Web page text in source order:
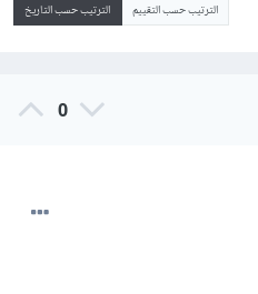
الترتيب حسب التقييم الترتيب حسب التاريخ
0